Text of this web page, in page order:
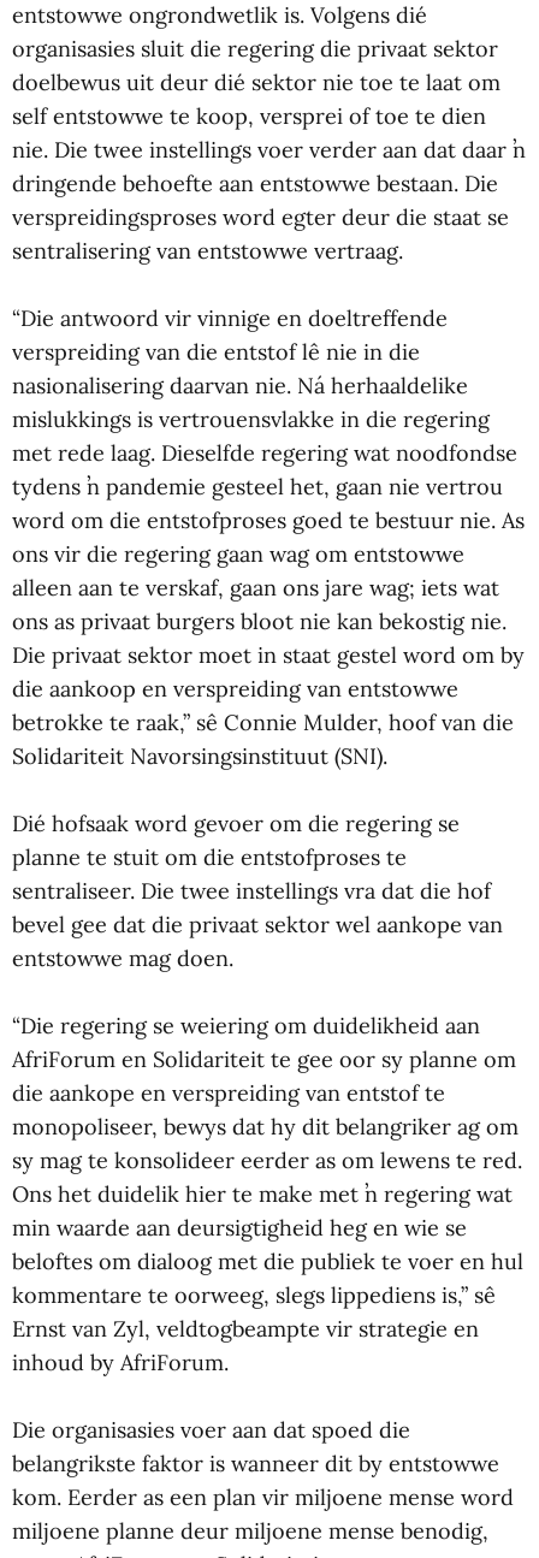
entstowwe ongrondwetlik is. Volgens dié
organisasies sluit die regering die privaat sektor
doelbewus uit deur dié sektor nie toe te laat om
self entstowwe te koop, versprei of toe te dien
nie. Die twee instellings voer verder aan dat daar ŉ
dringende behoefte aan entstowwe bestaan. Die
verspreidingsproses word egter deur die staat se
sentralisering van entstowwe vertraag.
“Die antwoord vir vinnige en doeltreffende
verspreiding van die entstof lê nie in die
nasionalisering daarvan nie. Ná herhaaldelike
mislukkings is vertrouensvlakke in die regering
met rede laag. Dieselfde regering wat noodfondse
tydens ŉ pandemie gesteel het, gaan nie vertrou
word om die entstofproses goed te bestuur nie. As
ons vir die regering gaan wag om entstowwe
alleen aan te verskaf, gaan ons jare wag; iets wat
ons as privaat burgers bloot nie kan bekostig nie.
Die privaat sektor moet in staat gestel word om by
die aankoop en verspreiding van entstowwe
betrokke te raak,” sê Connie Mulder, hoof van die
Solidariteit Navorsingsinstituut (SNI).
Dié hofsaak word gevoer om die regering se
planne te stuit om die entstofproses te
sentraliseer. Die twee instellings vra dat die hof
bevel gee dat die privaat sektor wel aankope van
entstowwe mag doen.
“Die regering se weiering om duidelikheid aan
AfriForum en Solidariteit te gee oor sy planne om
die aankope en verspreiding van entstof te
monopoliseer, bewys dat hy dit belangriker ag om
sy mag te konsolideer eerder as om lewens te red.
Ons het duidelik hier te make met ŉ regering wat
min waarde aan deursigtigheid heg en wie se
beloftes om dialoog met die publiek te voer en hul
kommentare te oorweeg, slegs lippediens is,” sê
Ernst van Zyl, veldtogbeampte vir strategie en
inhoud by AfriForum.
Die organisasies voer aan dat spoed die
belangrikste faktor is wanneer dit by entstowwe
kom. Eerder as een plan vir miljoene mense word
miljoene planne deur miljoene mense benodig,